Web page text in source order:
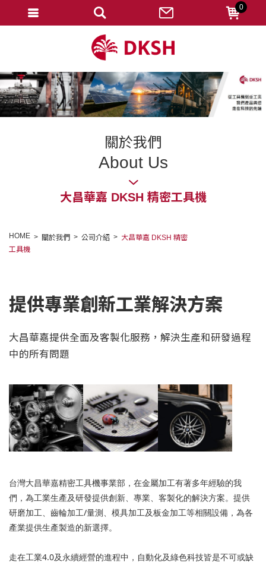
關於我們
About Us
大昌華嘉 DKSH 精密工具機
HOME 關於我們 公司介紹
大昌華嘉 DKSH 精密
工具機
提供專業創新工業解決方案
大昌華嘉提供全面及客製化服務，解決生產和研發過程
中的所有問題
台灣大昌華嘉精密工具機事業部，在金屬加工有著多年經驗的我
們，為工業生產及研發提供創新、專業、客製化的解決方案。提供
研磨加工、齒輪加工/量測、模具加工及板金加工等相關設備，為各
產業提供生產製造的新選擇。
走在工業4.0及永續經營的進程中，自動化及綠色科技皆是不可或缺
0
忘記密碼
變更密碼
修改個人資料
我的收藏
匯款通知